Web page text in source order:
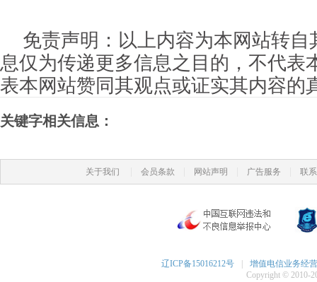
免责声明：以上内容为本网站转自
息仅为传递更多信息之目的，不代表
表本网站赞同其观点或证实其内容的
关键字相关信息：
关于我们 会员条款 网站声明 广告服务 联
辽ICP备15016212号
增值电信业务经
Copyright © 2010-